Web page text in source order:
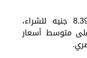
سعر الدرهم الإماراتي اليوم: 8.39 جنيه للشراء،
على متوسط أسعار